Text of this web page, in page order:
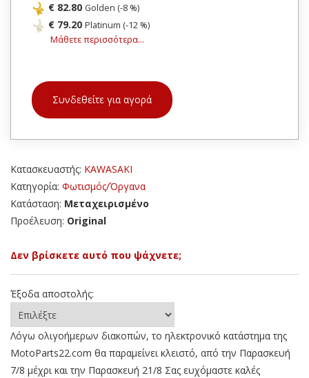
€ 82.80 Golden (-8 %)
€ 79.20 Platinum (-12 %)
Μάθετε περισσότερα...
Συνδεθείτε για αγορά
Κατασκευαστής: KAWASAKI
Κατηγορία: Φωτισμός/Όργανα
Κατάσταση: Μεταχειρισμένο
Προέλευση: Original
Δεν βρίσκετε αυτό που ψάχνετε;
Έξοδα αποστολής:
Λόγω ολιγοήμερων διακοπών, το ηλεκτρονικό κατάστημα της
MotoParts22.com θα παραμείνει κλειστό, από την Παρασκευή
7/8 μέχρι και την Παρασκευή 21/8 Σας ευχόμαστε καλές